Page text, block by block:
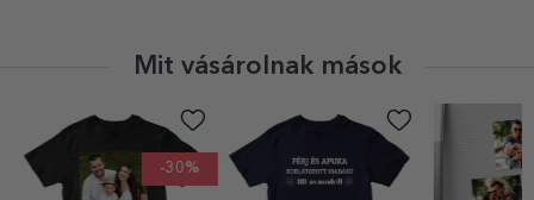
Mit vásárolnak mások
-30%